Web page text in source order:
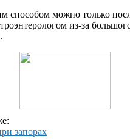
способом можно только
из-за
запорах